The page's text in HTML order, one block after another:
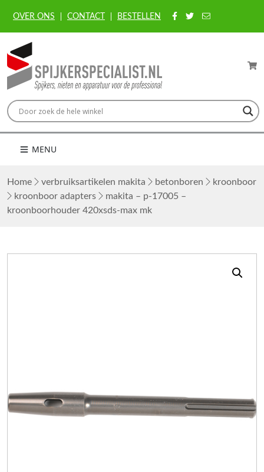
OVER ONS CONTACT BESTELLEN
MENU
Home verbruiksartikelen makita betonboren
kroonboor
kroonboor adapters
makita – p-17005 –
kroonboorhouder 420xsds-max mk